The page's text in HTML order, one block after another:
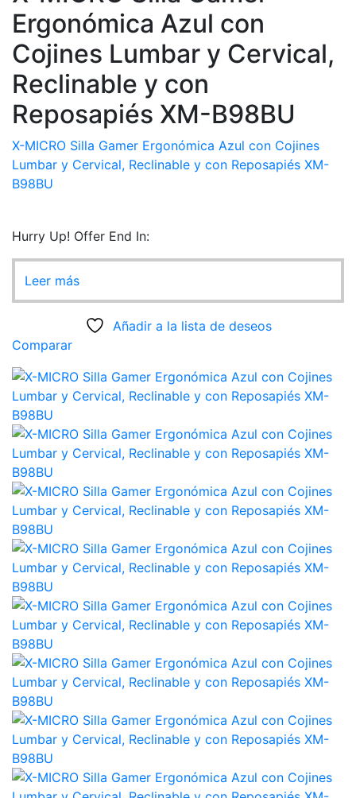
Ergonómica Azul con
Cojines Lumbar y Cervical,
Reclinable y con
Reposapiés XM-B98BU
X-MICRO Silla Gamer Ergonómica Azul con Cojines
Lumbar y Cervical, Reclinable y con Reposapiés XM-
B98BU
Hurry Up! Offer End In:
Leer más
Añadir a la lista de deseos
Comparar